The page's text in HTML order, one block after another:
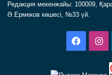
Редакция мекенжайы: 100009,
Ә.Ермеков көшесі, №33 үй.